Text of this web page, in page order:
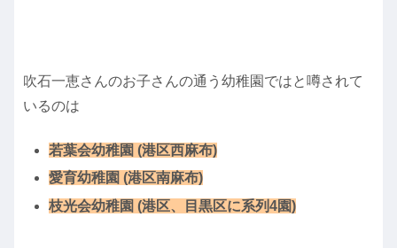
吹石一恵さんのお子さんの通う幼稚園ではと噂されて
いるのは
若葉会幼稚園 (港区西麻布)
愛育幼稚園 (港区南麻布)
枝光会幼稚園 (港区、目黒区に系列4園)